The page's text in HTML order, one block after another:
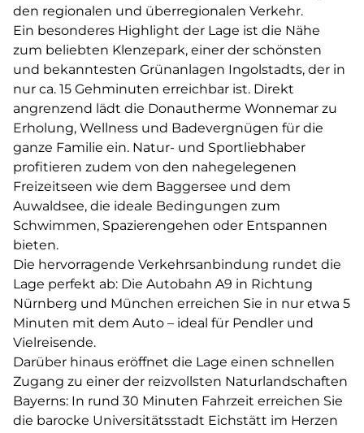
den regionalen und überregionalen Verkehr.
Ein besonderes Highlight der Lage ist die Nähe
zum beliebten Klenzepark, einer der schönsten
und bekanntesten Grünanlagen Ingolstadts, der in
nur ca. 15 Gehminuten erreichbar ist. Direkt
angrenzend lädt die Donautherme Wonnemar zu
Erholung, Wellness und Badevergnügen für die
ganze Familie ein. Natur- und Sportliebhaber
profitieren zudem von den nahegelegenen
Freizeitseen wie dem Baggersee und dem
Auwaldsee, die ideale Bedingungen zum
Schwimmen, Spazierengehen oder Entspannen
bieten.
Die hervorragende Verkehrsanbindung rundet die
Lage perfekt ab: Die Autobahn A9 in Richtung
Nürnberg und München erreichen Sie in nur etwa 5
Minuten mit dem Auto – ideal für Pendler und
Vielreisende.
Darüber hinaus eröffnet die Lage einen schnellen
Zugang zu einer der reizvollsten Naturlandschaften
Bayerns: In rund 30 Minuten Fahrzeit erreichen Sie
die barocke Universitätsstadt Eichstätt im Herzen